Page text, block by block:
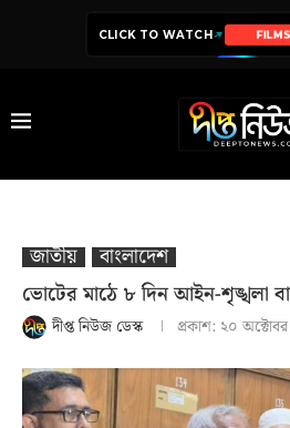
CLICK TO WATCH SERIES
জাতীয়
বাংলাদেশ
ভোটের মাঠে ৮ দিন আইন-শৃঙ্খলা
দীপ্ত নিউজ ডেস্ক প্রকাশ: ২০